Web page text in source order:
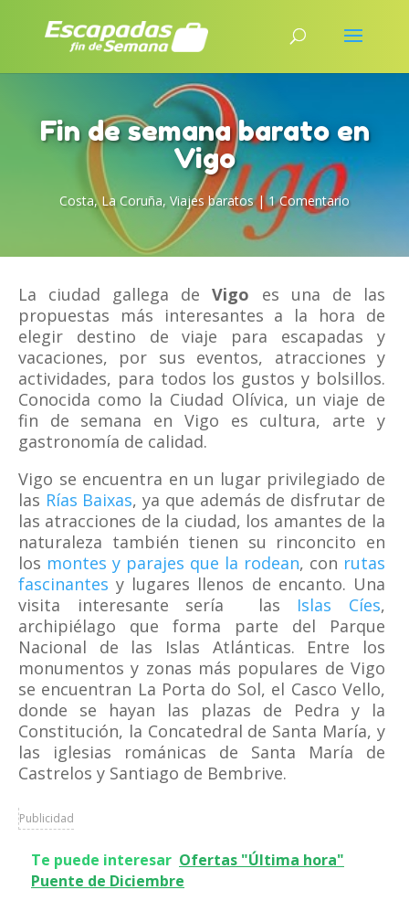
Fin de semana barato en
Vigo
Costa,La Coruña, Viajes baratos|1 Comentario
La ciudad gallega de Vigo es una de las
propuestas más interesantes a la hora de
elegir destino de viaje para escapadas y
vacaciones, por sus eventos, atracciones y
actividades, para todos los gustos y bolsillos.
Conocida como la Ciudad Olívica, un viaje de
fin de semana en Vigo es cultura, arte y
gastronomía de calidad.
Vigo se encuentra en un lugar privilegiado de
las Rías Baixas, ya que además de disfrutar de
las atracciones de la ciudad, los amantes de la
naturaleza también tienen su rinconcito en
los montes y parajes que la rodean, con rutas
fascinantes y lugares llenos de encanto. Una
visita interesante sería las Islas Cíes,
archipiélago que forma parte del Parque
Nacional de las Islas Atlánticas. Entre los
monumentos y zonas más populares de Vigo
se encuentran La Porta do Sol, el Casco Vello,
donde se hayan las plazas de Pedra y la
Constitución, la Concatedral de Santa María, y
las iglesias románicas de Santa María de
Castrelos y Santiago de Bembrive.
Publicidad
Te puede interesar Ofertas "Última hora"
Puente de Diciembre